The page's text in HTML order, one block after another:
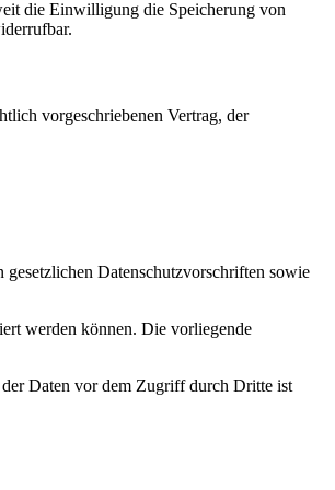
die Einwilligung die Speicherung von
vorgeschriebenen Vertrag, der
gesetzlichen Datenschutzvorschriften sowie
werden können. Die vorliegende
Daten vor dem Zugriff durch Dritte ist